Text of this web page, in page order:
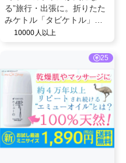
る”旅行・出張に。折りたた
みケトル「タビケトル」体
験レビュー募集
10000人以上
25